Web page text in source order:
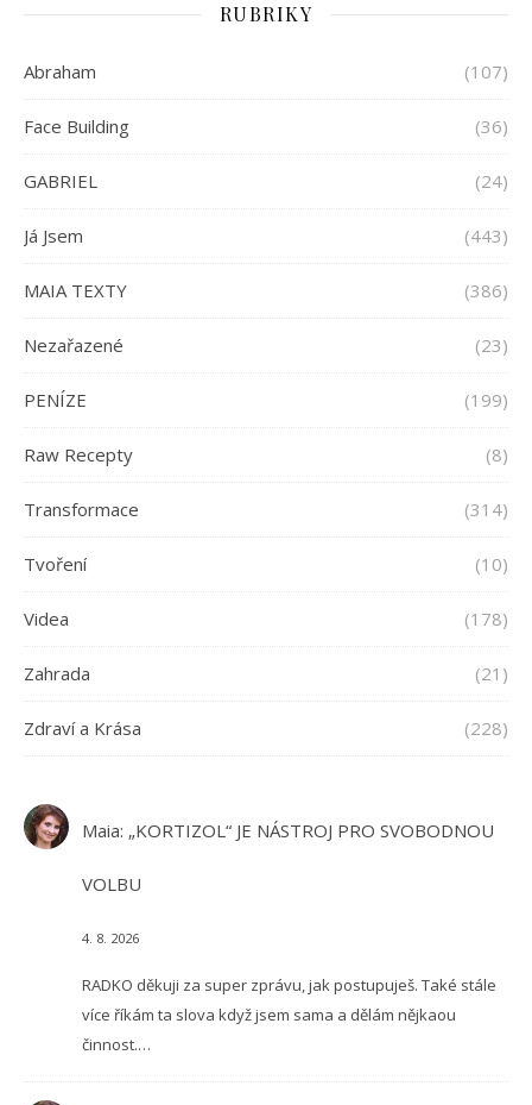
RUBRIKY
Abraham (107)
Face Building (36)
GABRIEL (24)
Já Jsem (443)
MAIA TEXTY (386)
Nezařazené (23)
PENÍZE (199)
Raw Recepty (8)
Transformace (314)
Tvoření (10)
Videa (178)
Zahrada (21)
Zdraví a Krása (228)
Maia: „KORTIZOL“ JE NÁSTROJ PRO SVOBODNOU
VOLBU
4. 8. 2026
RADKO děkuji za super zprávu, jak postupuješ. Také stále
více říkám ta slova když jsem sama a dělám nějkaou
činnost.…